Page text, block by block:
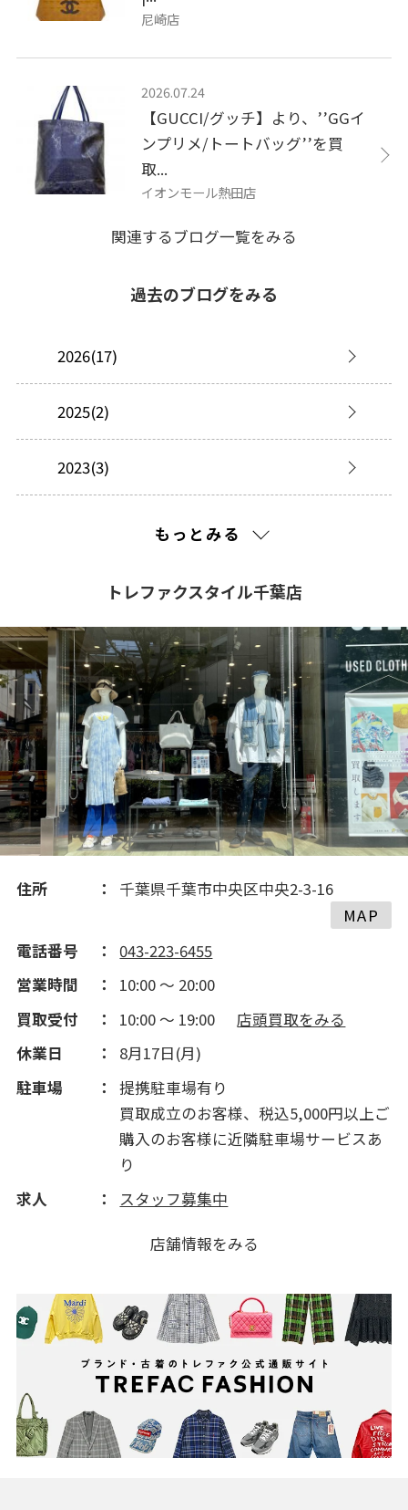
尼崎店
2026.07.24
【GUCCI/グッチ】より、’’GGイ
ンプリメ/トートバッグ’’を買
取...
イオンモール熱田店
関連するブログ一覧をみる
過去のブログをみる
2026(17)
2025(2)
2023(3)
2020(370)
2019(313)
2018(229)
2017(193)
2016(225)
2013(46)
もっとみる
トレファクスタイル千葉店
住所
千葉県千葉市中央区中央2-3-16
MAP
電話番号
043-223-6455
営業時間
10:00 ～ 20:00
買取受付
10:00 ～ 19:00
店頭買取をみる
休業日
8月17日(月)
駐車場
提携駐車場有り
買取成立のお客様、税込5,000円以上ご
購入のお客様に近隣駐車場サービスあ
り
求人
スタッフ募集中
店舗情報をみる